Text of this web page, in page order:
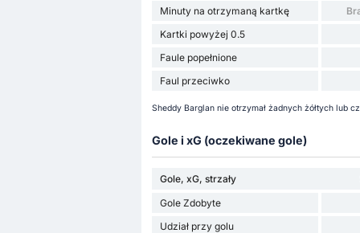
Minuty na otrzymaną kartkę
Kartki powyżej 0.5
Faule popełnione
Faul przeciwko
Sheddy Barglan nie otrzymał żadnych żółtych lub
Gole i xG (oczekiwane gole)
Gole, xG, strzały
Gole Zdobyte
Udział przy golu